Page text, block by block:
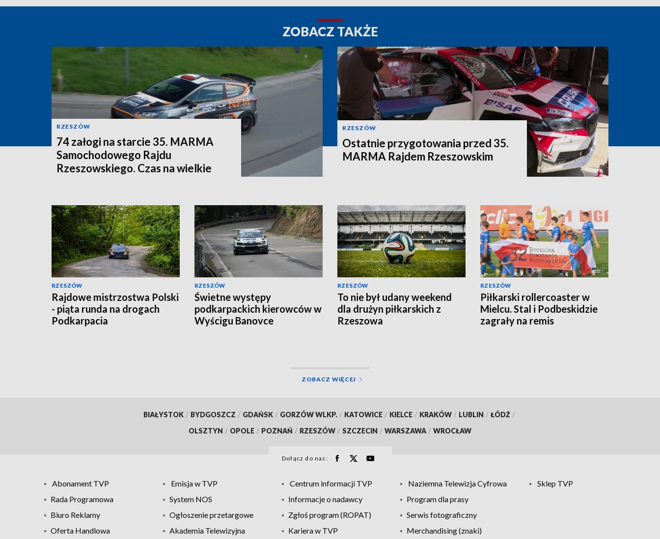
ZOBACZ TAKŻE
RZESZÓW
74 załogi na starcie 35. MARMA
Samochodowego Rajdu
Rzeszowskiego. Czas na wielkie
RZESZÓW
Ostatnie przygotowania przed 35.
MARMA Rajdem Rzeszowskim
RZESZÓW
Rajdowe mistrzostwa Polski
- piąta runda na drogach
Podkarpacia
RZESZÓW
Świetne występy
podkarpackich kierowców w
Wyścigu Banovce
RZESZÓW
To nie był udany weekend
dla drużyn piłkarskich z
Rzeszowa
RZESZÓW
Piłkarski rollercoaster w
Mielcu. Stal i Podbeskidzie
zagrały na remis
ZOBACZ WIĘCEJ
BIAŁYSTOK / BYDGOSZCZ / GDAŃSK / GORZÓW WLKP. / KATOWICE / KIELCE / KRAKÓW / LUBLIN / ŁÓDŹ /
OLSZTYN / OPOLE / POZNAŃ / RZESZÓW / SZCZECIN / WARSZAWA / WROCŁAW
Dołącz do nas:
Abonament TVP Emisja w TVP Centrum informacji TVP Naziemna Telewizja Cyfrowa
Sklep TVP
Rada Programowa
System NOS Informacje o nadawcy
Program dla prasy
Biuro Reklamy
Ogłoszenie przetargowe Zgłoś program (ROPAT)
Serwis fotograficzny
Oferta Handlowa
Akademia Telewizyjna Kariera w TVP Merchandising (znaki)